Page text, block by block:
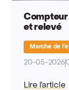
Compteur
et relevé
Marché de
20-05-2026
Lire l’article